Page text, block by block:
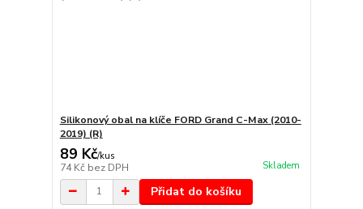
Silikonový obal na klíče FORD Grand C-Max (2010-
2019) (R)
89 Kč/kus
74 Kč bez DPH Skladem
Přidat do košíku